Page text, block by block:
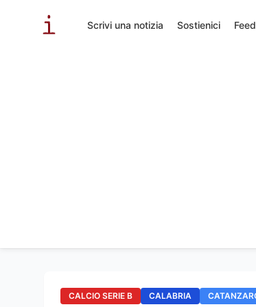
Scrivi una notizia Sostienici
CALCIO SERIE B CALABRIA